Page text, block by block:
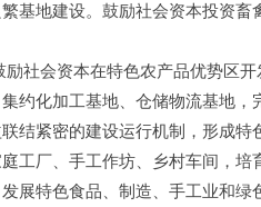
基地建设。鼓励社会资本投资
社会资本在特色农产品优势区
约化加工基地、仓储物流基地
结紧密的建设运行机制，形成
工厂、手工作坊、乡村车间，培
展特色食品、制造、手工业和绿